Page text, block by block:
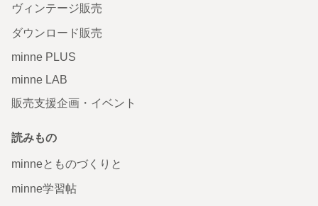
ヴィンテージ販売
ダウンロード販売
minne PLUS
minne LAB
販売支援企画・イベント
読みもの
minneとものづくりと
minne学習帖